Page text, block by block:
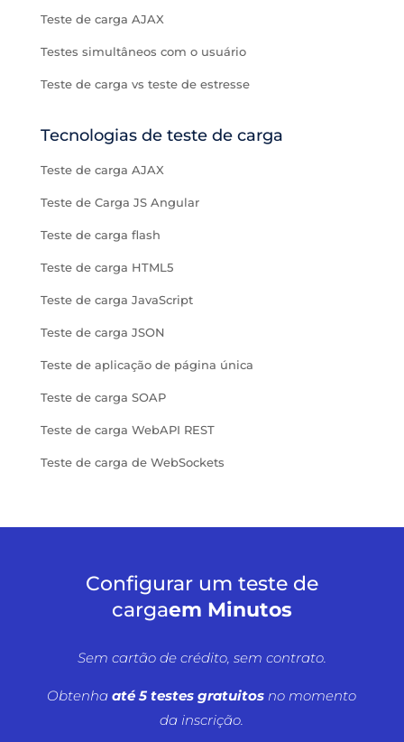
Teste de carga AJAX
Testes simultâneos com o usuário
Teste de carga vs teste de estresse
Tecnologias de teste de carga
Teste de carga AJAX
Teste de Carga JS Angular
Teste de carga flash
Teste de carga HTML5
Teste de carga JavaScript
Teste de carga JSON
Teste de aplicação de página única
Teste de carga SOAP
Teste de carga WebAPI REST
Teste de carga de WebSockets
Configurar um teste de
cargaem Minutos
Sem cartão de crédito, sem contrato.
Obtenhaaté 5 testes gratuitos no momento
da inscrição.